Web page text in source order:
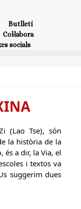
Butlletí
Col·labora
socials
(Lao Tse), són
la història de la
és a dir, la Via, el
i textos va
suggerim dues